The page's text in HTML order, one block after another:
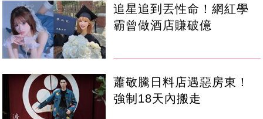
追星追到丟性命！網紅學
霸曾做酒店賺破億
蕭敬騰日料店遇惡房東！
強制18天內搬走